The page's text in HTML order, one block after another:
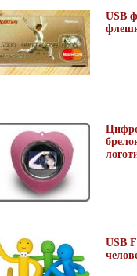
USB
USB